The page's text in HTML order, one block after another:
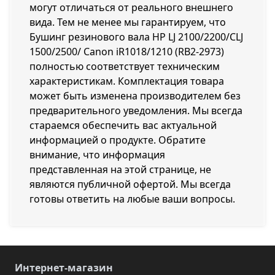
могут отличаться от реального внешнего
вида. Тем не менее мы гарантируем, что
Бушинг резинового вала HP LJ 2100/2200/CLJ
1500/2500/ Canon iR1018/1210 (RB2-2973)
полностью соответствует техническим
характеристикам. Комплектация товара
может быть изменена производителем без
предварительного уведомления. Мы всегда
стараемся обеспечить вас актуальной
информацией о продукте. Обратите
внимание, что информация
представленная на этой странице, не
являются публичной офертой. Мы всегда
готовы ответить на любые ваши вопросы.
Интернет-магазин